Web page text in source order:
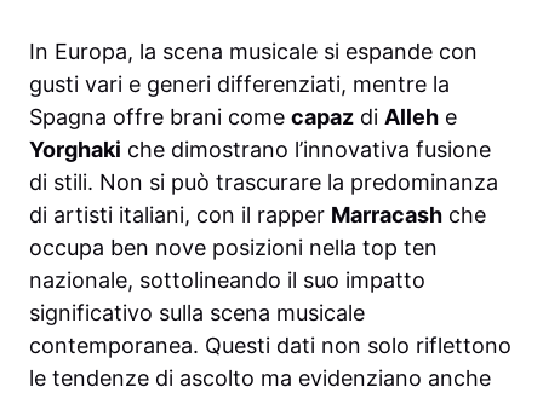
In Europa, la scena musicale si espande con
gusti vari e generi differenziati, mentre la
Spagna offre brani come capaz di Alleh e
Yorghaki che dimostrano l’innovativa fusione
di stili. Non si può trascurare la predominanza
di artisti italiani, con il rapper Marracash che
occupa ben nove posizioni nella top ten
nazionale, sottolineando il suo impatto
significativo sulla scena musicale
contemporanea. Questi dati non solo riflettono
le tendenze di ascolto ma evidenziano anche